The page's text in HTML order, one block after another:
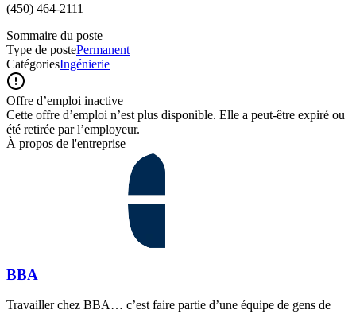
(450) 464-2111
Sommaire du poste
Type de postePermanent
CatégoriesIngénierie
Offre d’emploi inactive
Cette offre d’emploi n’est plus disponible. Elle a peut-être expiré ou
été retirée par l’employeur.
À propos de l'entreprise
BBA
Travailler chez BBA… c’est faire partie d’une équipe de gens de